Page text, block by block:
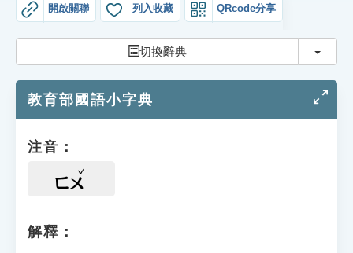
開啟關聯 列入收藏 QRcode分享
切換辭典 切換
教育部國語小字典
注音：
ㄈㄨ
解釋：